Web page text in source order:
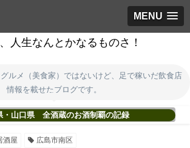
MENU
人生なんとかなるものさ！
ルメ（美食家）ではないけど、足で稼いだ飲食店
情報を載せたブログです。
・山口県 全酒蔵のお酒制覇の記録
酒屋 広島市南区